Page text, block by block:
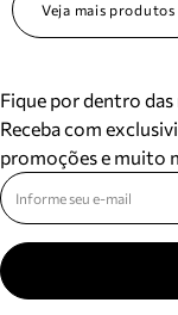
Veja mais produtos
Fique por dentro
Receba com
promoções e muito